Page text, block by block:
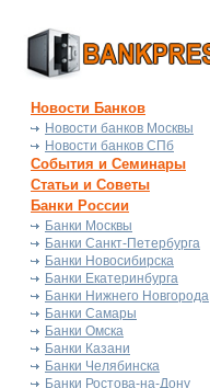
Новости Банков
Новости банков Москвы
Новости банков СПб
События и Семинары
Статьи и Советы
Банки России
Банки Москвы
Банки Санкт-Петербурга
Банки Новосибирска
Банки Екатеринбурга
Банки Нижнего Новгорода
Банки Самары
Банки Омска
Банки Казани
Банки Челябинска
Банки Ростова-на-Дону